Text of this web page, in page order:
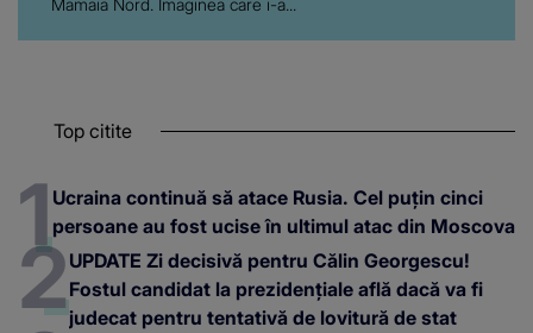
Mamaia Nord. Imaginea care i-a...
Top citite
Ucraina continuă să atace Rusia. Cel puțin cinci
persoane au fost ucise în ultimul atac din Moscova
UPDATE Zi decisivă pentru Călin Georgescu!
Fostul candidat la prezidențiale află dacă va fi
judecat pentru tentativă de lovitură de stat